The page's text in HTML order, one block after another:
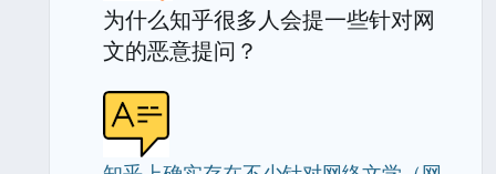
为什么知乎很多人会提一些针对网
文的恶意提问？